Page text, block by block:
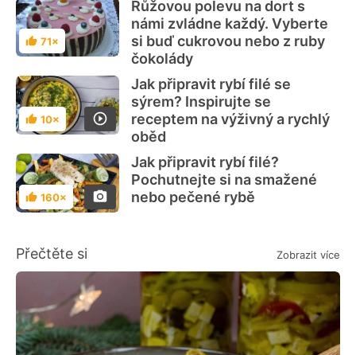
Hodnocení
71×
Růžovou polevu na dort s
námi zvládne každý. Vyberte
si buď cukrovou nebo z ruby
čokolády
Hodnocení
10×
Jak připravit rybí filé se
sýrem? Inspirujte se
receptem na výživný a rychlý
oběd
Hodnocení
160×
Jak připravit rybí filé?
Pochutnejte si na smažené
nebo pečené rybě
Přečtěte si Zobrazit více